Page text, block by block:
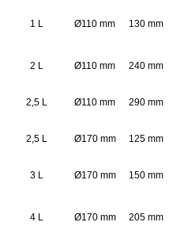
1 L Ø110 mm 130 mm
2 L Ø110 mm 240 mm
2,5 L Ø110 mm 290 mm
2,5 L Ø170 mm 125 mm
3 L Ø170 mm 150 mm
4 L Ø170 mm 205 mm